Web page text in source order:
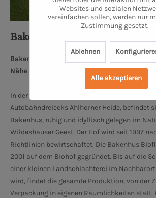
Bakenhus Biofleisch GmbH
Bakenhuser Esch 8, 26197 Großenkneten
Nähe zum Oldenburger Schloss: 34 km
In der Nähe von Oldenburg und Bremen, 10 km
Autobahndreiecks Ahlhorner Heide, befindet
Bakenhus, ruhig und idyllisch gelegen im
Wildeshauser Geest. Der Hof wird seit 1997
Richtlinien bewirtschaftet. Die Bakenhus
2001 auf dem Biohof gegründet. Bis auf die
einer kleinen Landschlachterei im
wird, findet die gesamte Produktion, von der
Verpackung in eigenen Räumlichkeiten statt.
Websites und sozialen
vereinfachen sollen, werden nur
Zustimmung gesetzt.
Ablehnen
Alle akzeptieren